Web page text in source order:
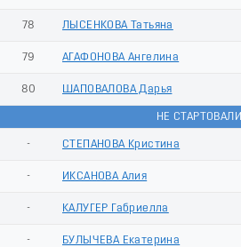
78 ЛЫСЕНКОВА Татьяна
79 АГАФОНОВА Ангелина
80 ШАПОВАЛОВА Дарья
НЕ СТАРТОВАЛИ
- СТЕПАНОВА Кристина
- ИКСАНОВА Алия
- КАЛУГЕР Габриелла
- БУЛЫЧЕВА Екатерина